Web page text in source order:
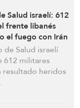
Salud israelí: 612
frente libanés
el fuego con Irán
de Salud israelí
militares
resultado heridos